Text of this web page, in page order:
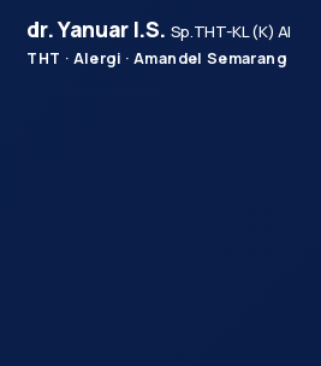
dr.YanuarI.S. Sp.THT-KL (K) AI
THT · Alergi · Amandel Semarang